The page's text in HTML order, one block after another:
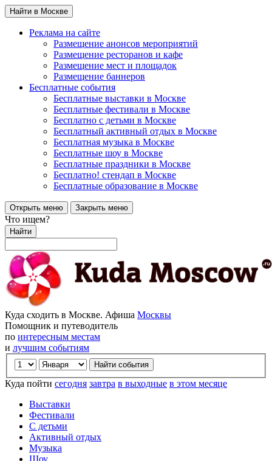
Найти в Москве
Реклама на сайте
Размещение анонсов мероприятий
Размещение ресторанов и кафе
Размещение мест и площадок
Размещение баннеров
Бесплатные события
Бесплатные выставки в Москве
Бесплатные фестивали в Москве
Бесплатно с детьми в Москве
Бесплатный активный отдых в Москве
Бесплатная музыка в Москве
Бесплатные шоу в Москве
Бесплатные праздники в Москве
Бесплатно! стендап в Москве
Бесплатные образование в Москве
Открыть меню Закрыть меню
Что ищем?
Найти
Куда сходить в Москве. Афиша Москвы
Помощник и путеводитель
по интересным местам
и лучшим событиям
Куда пойти сегодня завтра в выходные в этом месяце
Выставки
Фестивали
С детьми
Активный отдых
Музыка
Шоу